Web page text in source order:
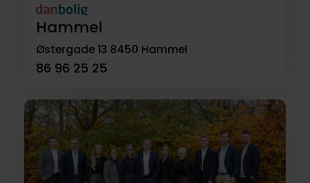
Hammel
Østergade 13 8450 Hammel
86 96 25 25